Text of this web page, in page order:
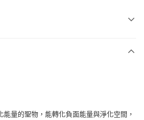
能量的聖物，能轉化負面能量與淨化空間，